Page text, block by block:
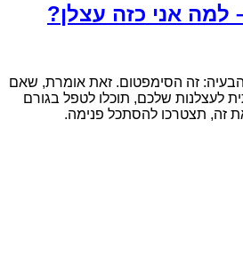
למה אני כזה עצלן?
הבעיה: זה הסימפטום. זאת אומרת, שאם
לעצלנות שלכם, תוכלו לטפל בגורם
זה, תצטרכו להסתכל פנימה.